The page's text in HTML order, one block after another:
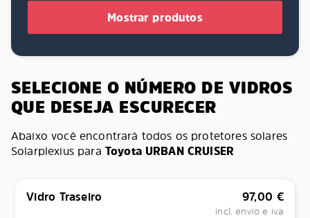
Mostrar produtos
SELECIONE O NÚMERO DE VIDROS
QUE DESEJA ESCURECER
Abaixo você encontrará todos os protetores solares
Solarplexius para Toyota URBAN CRUISER
Vidro Traseiro 97,00 €
incl. envio e iva